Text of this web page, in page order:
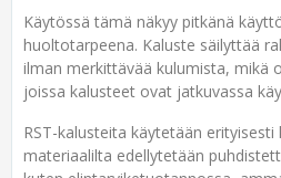
Käytössä tämä näkyy pitkänä
huoltotarpeena. Kaluste säilyttää
ilman merkittävää kulumista, mikä
joissa kalusteet ovat jatkuvassa
RST-kalusteita käytetään
materiaalilta edellytetään